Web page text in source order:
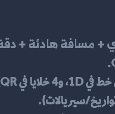
+ مسافة هادئة +
سيريالات).